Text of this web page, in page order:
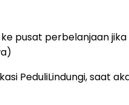
pusat perbelanjaan jika
PeduliLindungi, saat